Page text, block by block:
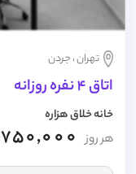
تهران ، جردن
اتاق 4 نفره روزانه
خانه خلاق هزاره
هر روز